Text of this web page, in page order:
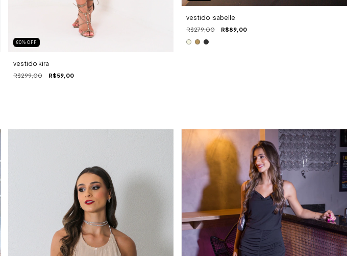
80% OFF
vestido kira
R$299,00 R$59,00
vestido isabelle
R$279,00 R$89,00